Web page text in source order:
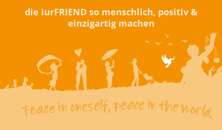
die iurFRIEND so menschlich, positiv &
einzigartig machen